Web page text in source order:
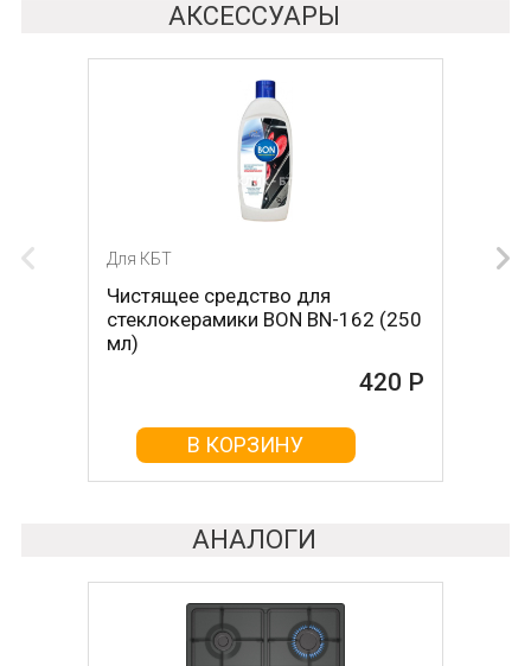
АКСЕССУАРЫ
Для КБТ
Чистящее средство для
стеклокерамики BON BN-162 (250
мл)
420 Р
В КОРЗИНУ
Для КБТ
Скребок для ухода за
стеклокерамикой BON BN-603
В КОРЗИНУ
АНАЛОГИ